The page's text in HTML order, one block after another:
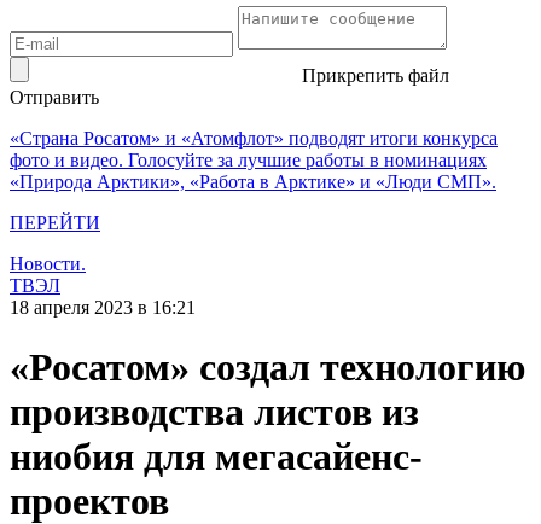
Прикрепить файл
Отправить
«Страна Росатом» и «Атомфлот» подводят итоги конкурса
фото и видео. Голосуйте за лучшие работы в номинациях
«Природа Арктики», «Работа в Арктике» и «Люди СМП».
ПЕРЕЙТИ
Новости.
ТВЭЛ
18 апреля 2023 в 16:21
«Росатом» создал технологию
производства листов из
ниобия для мегасайенс-
проектов